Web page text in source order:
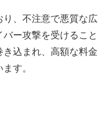
、不注意で悪質な広
ー攻撃を受けること
き込まれ、高額な料金
す。